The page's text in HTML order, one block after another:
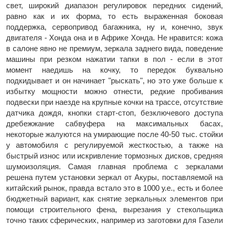
свет, широкий диапазон регулировок передних сидений,
равно как и их форма, то есть выраженная боковая
поддержка, сервопривод багажника, ну и, конечно, звук
двигателя - Хонда она и в Африке Хонда. Не нравится: кожа
в салоне явно не премиум, зеркала заднего вида, поведение
машины при резком нажатии тапки в пол - если в этот
момент наедишь на кочку, то передок буквально
подкидывает и он начинает "рыскать", но это уже больше к
избытку мощности можно отнести, редкие пробивания
подвески при наезде на крупные кочки на трассе, отсутствие
датчика дождя, кнопки старт-стоп, безключевого доступа
дребежжание сабвуфера на максимальных басах,
некоторые жалуются на умирающие после 40-50 тыс. стойки
у автомобиля с регулируемой жесткостью, а также на
быстрый износ или искривление тормозных дисков, средняя
шумоизоляция. Самая главная проблема с зеркалами
решена путем установки зеркал от Акуры, поставляемой на
китайский рынок, правда встало это в 1000 у.е., есть и более
бюджетный вариант, как снятие зеркальных элементов при
помощи строительного фена, вырезания у стекольщика
точно таких сферических, например из заготовки для Газели